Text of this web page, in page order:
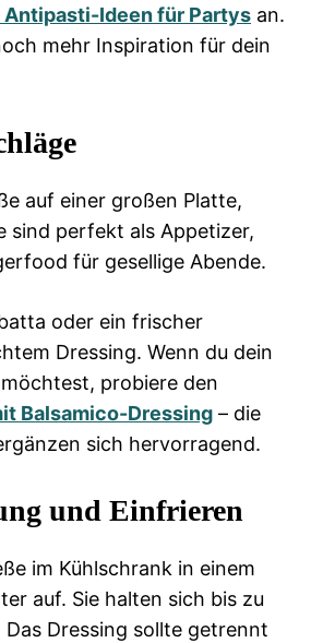
Ideen für Partys an.
mehr Inspiration für dein
auf einer großen Platte,
sind perfekt als Appetizer,
für gesellige Abende.
oder ein frischer
Dressing. Wenn du dein
probiere den
Balsamico-Dressing – die
sich hervorragend.
und Einfrieren
im Kühlschrank in einem
auf. Sie halten sich bis zu
Dressing sollte getrennt